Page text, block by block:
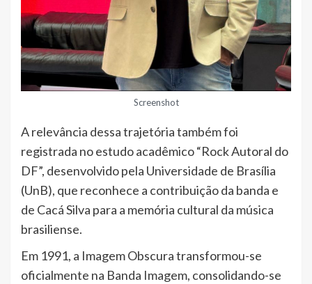
Screenshot
A relevância dessa trajetória também foi
registrada no estudo acadêmico “Rock Autoral do
DF”, desenvolvido pela Universidade de Brasília
(UnB), que reconhece a contribuição da banda e
de Cacá Silva para a memória cultural da música
brasiliense.
Em 1991, a Imagem Obscura transformou-se
oficialmente na Banda Imagem, consolidando-se